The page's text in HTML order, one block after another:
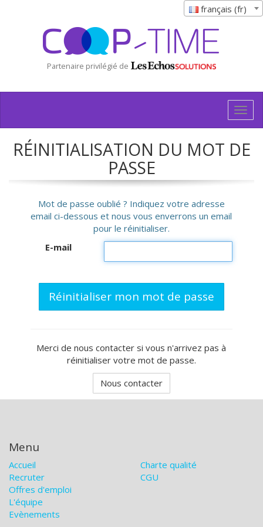
Partenaire privilégié de
français (fr)
RÉINITIALISATION DU MOT DE
PASSE
Mot de passe oublié ? Indiquez votre adresse
email ci-dessous et nous vous enverrons un email
pour le réinitialiser.
E-mail
Réinitialiser mon mot de passe
Merci de nous contacter si vous n'arrivez pas à
réinitialiser votre mot de passe.
Nous contacter
Menu
Accueil
Recruter
Offres d'emploi
L'équipe
Evènements
Charte qualité
CGU